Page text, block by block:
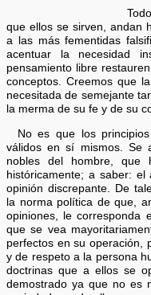
que ellos se sirven, andan
a las más fementidas
acentuar la necesidad
pensamiento libre
conceptos. Creemos que
necesitada de semejante
la merma de su fe y de su
No es que los
válidos en sí mismos. Se
nobles del hombre, que
históricamente; a saber:
opinión discrepante. De
la norma política de que,
opiniones, le corresponda
que se vea
perfectos en su operación,
y de respeto a la persona
doctrinas que a ellos se
demostrado ya que no es